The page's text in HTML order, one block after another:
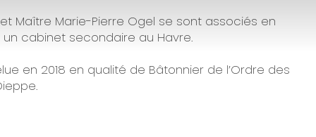
Maître Marie-Pierre Ogel se sont associés en
cabinet secondaire au Havre.
en 2018 en qualité de Bâtonnier de l’Ordre des